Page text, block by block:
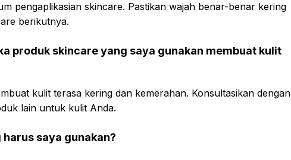
pengaplikasian skincare. Pastikan wajah benar-benar kering
berikutnya.
produk skincare yang saya gunakan membuat kulit
kulit terasa kering dan kemerahan. Konsultasikan dengan
lain untuk kulit Anda.
saya gunakan?